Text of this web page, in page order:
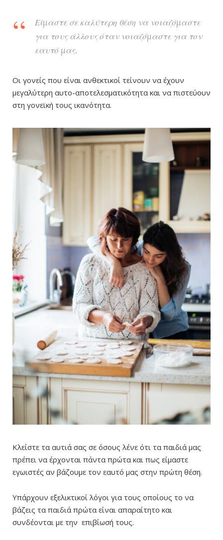
Είμαστε σε καλύτερη θέση να νοιαζόμαστε
για τους άλλους όταν νοιαζόμαστε για τον
εαυτό μας.
Οι γονείς που είναι ανθεκτικοί τείνουν να έχουν
μεγαλύτερη αυτο-αποτελεσματικότητα και να πιστεύουν
στη γονεϊκή τους ικανότητα.
Κλείστε τα αυτιά σας σε όσους λένε ότι τα παιδιά μας
πρέπει να έρχονται πάντα πρώτα και πως είμαστε
εγωιστές αν βάζουμε τον εαυτό μας στην πρώτη θέση.
Υπάρχουν εξελικτικοί λόγοι για τους οποίους το να
βάζεις τα παιδιά πρώτα είναι απαραίτητο και
συνδέονται με την επιβίωσή τους.